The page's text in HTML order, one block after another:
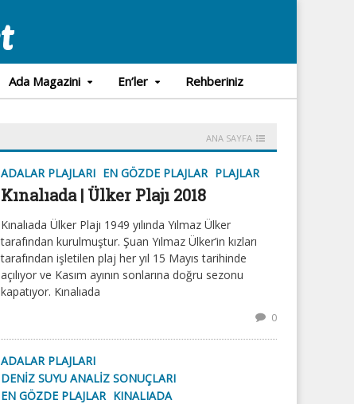
Ada Magazini En’ler Rehberiniz
ANA SAYFA
ADALAR PLAJLARI EN GÖZDE PLAJLAR PLAJLAR
Kınalıada | Ülker Plajı 2018
Kınalıada Ülker Plajı 1949 yılında Yılmaz Ülker
tarafından kurulmuştur. Şuan Yılmaz Ülker’in kızları
tarafından işletilen plaj her yıl 15 Mayıs tarihinde
açılıyor ve Kasım ayının sonlarına doğru sezonu
kapatıyor. Kınalıada
0
ADALAR PLAJLARI
DENIZ SUYU ANALIZ SONUÇLARI
EN GÖZDE PLAJLAR KINALIADA